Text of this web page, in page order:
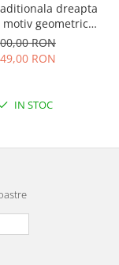
dreapta
geometric
Tania
RON
RON
IN STOC